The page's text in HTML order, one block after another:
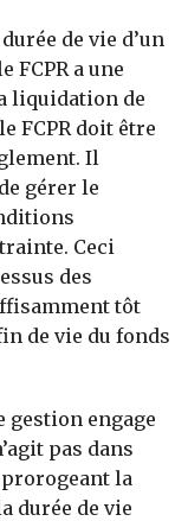
de vie d’un
FCPR a une
liquidation de
FCPR doit être
Il
gérer le
Ceci
des
tôt
de vie du fonds
gestion engage
pas dans
la
durée de vie